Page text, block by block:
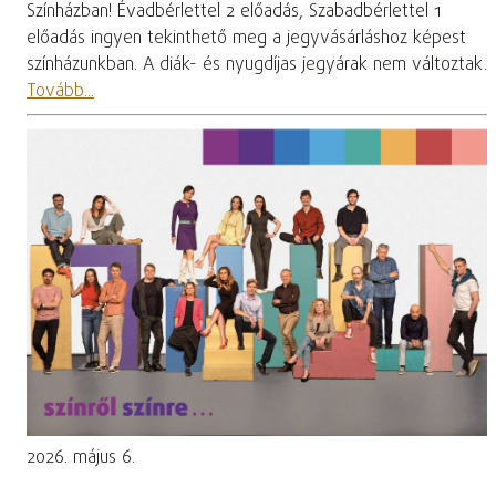
Színházban! Évadbérlettel 2 előadás, Szabadbérlettel 1
előadás ingyen tekinthető meg a jegyvásárláshoz képest
színházunkban. A diák- és nyugdíjas jegyárak nem változtak.
Tovább...
2026. május 6.